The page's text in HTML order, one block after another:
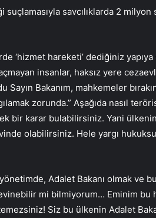
savcılıklarda 2
‘hizmet hareketi’ dediğiniz
insanlar, haksız yere
Sayın Bakanım, mahkemeler
zorunda.” Aşağıda nasıl
bir karar bulabilirsiniz. Yani
olabilirsiniz. Hele yargı
Adalet Bakanı olmak ve
mi bilmiyorum… Eminim
Siz bu ülkenin Adalet